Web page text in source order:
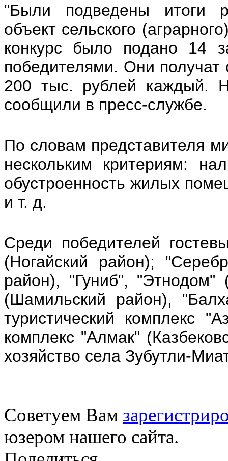
"Были подведены итоги
объект сельского
конкурс было подано 14
победителями. Они
200 тыс. рублей каждый.
сообщили в пресс-службе.
По словам представителя
нескольким критериям:
обустроенность жилых
и т. д.
Среди победителей
(Ногайский район);
район), "Гуниб", "Этнодом"
(Шамильский район),
туристический комплекс
комплекс "Алмак"
хозяйство села Зубутли-
Советуем Вам
юзером нашего сайта.